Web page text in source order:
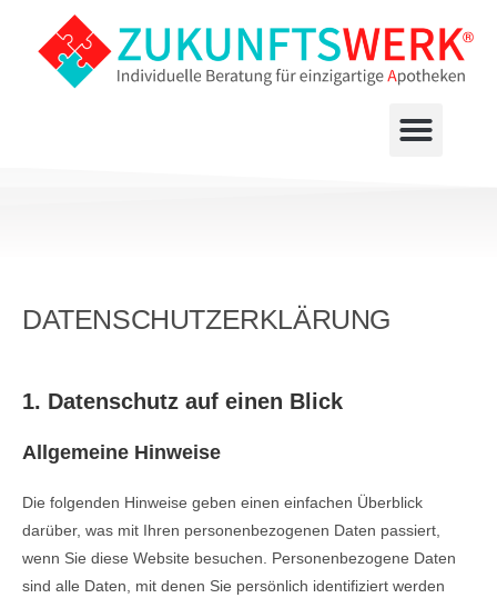
DATENSCHUTZERKLÄRUNG
1. Datenschutz auf einen Blick
Allgemeine Hinweise
Die folgenden Hinweise geben einen einfachen Überblick
darüber, was mit Ihren personenbezogenen Daten passiert,
wenn Sie diese Website besuchen. Personenbezogene Daten
sind alle Daten, mit denen Sie persönlich identifiziert werden